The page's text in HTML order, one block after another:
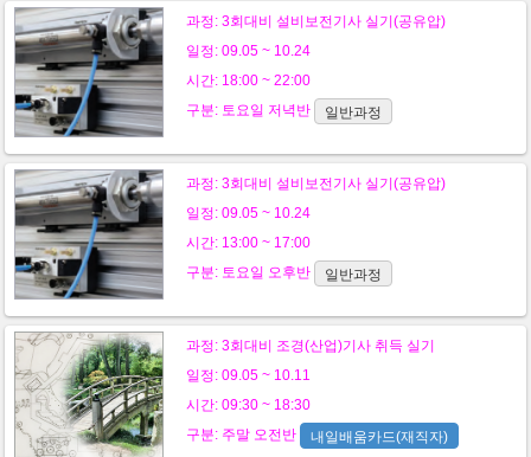
과정: 3회대비 설비보전기사 실기(공유압)
일정: 09.05 ~ 10.24
시간: 18:00 ~ 22:00
구분: 토요일 저녁반 일반과정
과정: 3회대비 설비보전기사 실기(공유압)
일정: 09.05 ~ 10.24
시간: 13:00 ~ 17:00
구분: 토요일 오후반 일반과정
과정: 3회대비 조경(산업)기사 취득 실기
일정: 09.05 ~ 10.11
시간: 09:30 ~ 18:30
구분: 주말 오전반 내일배움카드(재직자)